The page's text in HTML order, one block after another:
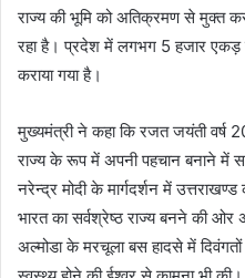
राज्य की भूमि को अतिक्रमण से मुक्त
रहा है। प्रदेश में लगभग 5 हजार
कराया गया है।
मुख्यमंत्री ने कहा कि रजत जयंती
राज्य के रूप में अपनी पहचान बनाने में
नरेन्द्र मोदी के मार्गदर्शन में
भारत का सर्वश्रेष्ठ राज्य बनने की
अल्मोडा के मरचूला बस हादसे में